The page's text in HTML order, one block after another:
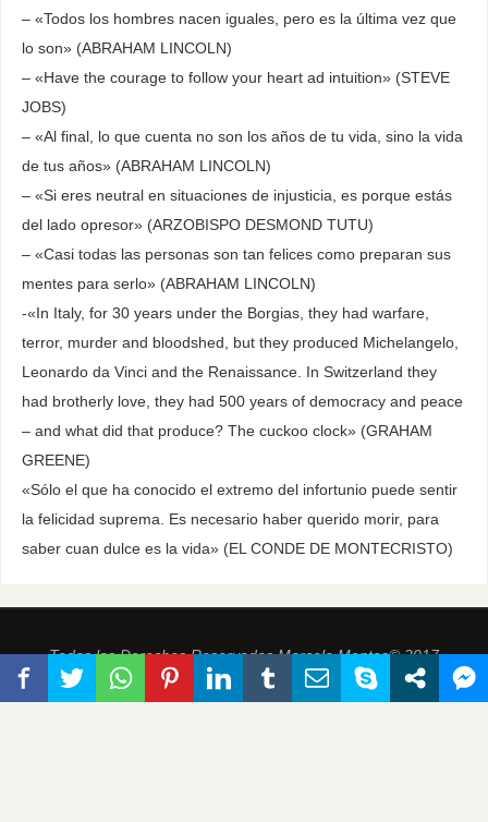
– «Todos los hombres nacen iguales, pero es la última vez que
lo son» (ABRAHAM LINCOLN)
– «Have the courage to follow your heart ad intuition» (STEVE
JOBS)
– «Al final, lo que cuenta no son los años de tu vida, sino la vida
de tus años» (ABRAHAM LINCOLN)
– «Si eres neutral en situaciones de injusticia, es porque estás
del lado opresor» (ARZOBISPO DESMOND TUTU)
– «Casi todas las personas son tan felices como preparan sus
mentes para serlo» (ABRAHAM LINCOLN)
-«In Italy, for 30 years under the Borgias, they had warfare,
terror, murder and bloodshed, but they produced Michelangelo,
Leonardo da Vinci and the Renaissance. In Switzerland they
had brotherly love, they had 500 years of democracy and peace
– and what did that produce? The cuckoo clock» (GRAHAM
GREENE)
«Sólo el que ha conocido el extremo del infortunio puede sentir
la felicidad suprema. Es necesario haber querido morir, para
saber cuan dulce es la vida» (EL CONDE DE MONTECRISTO)
Todos los Derechos Reservados Marcelo Montes© 2017
FUNCIONA CONPARABOLA&WORDPRESS.